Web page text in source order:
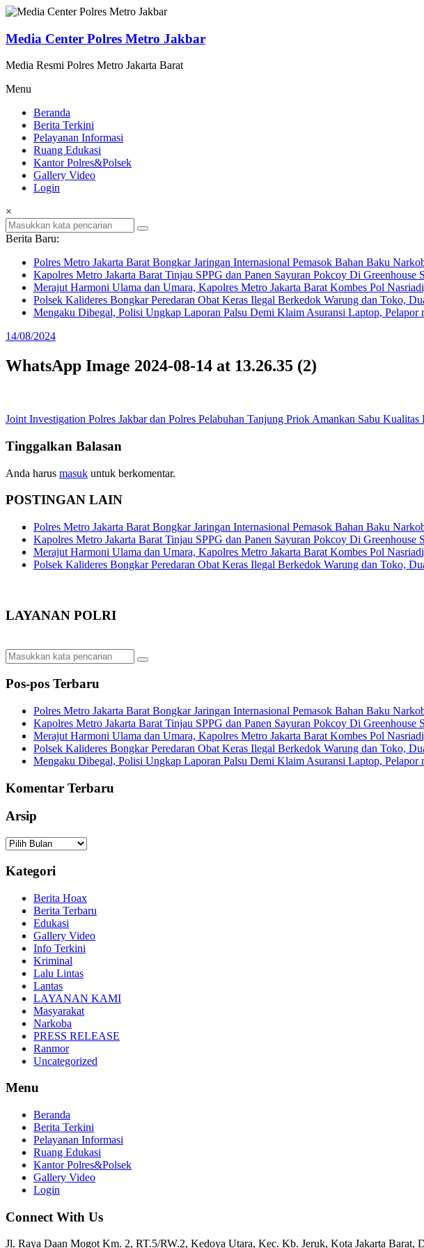
Lompat
konten
Media Center Polres Metro Jakbar
Media Resmi Polres Metro Jakarta Barat
Menu
Beranda
Berita Terkini
Pelayanan Informasi
Ruang Edukasi
Kantor Polres&Polsek
Gallery Video
Login
×
Berita Baru:
Polres Metro Jakarta Barat Bongkar Jaringan Internasional Pemasok Bahan Baku
Kapolres Metro Jakarta Barat Tinjau SPPG dan Panen Sayuran Pokcoy Di Greenhouse
Merajut Harmoni Ulama dan Umara, Kapolres Metro Jakarta Barat Kombes Pol
Polsek Kalideres Bongkar Peredaran Obat Keras Ilegal Berkedok Warung dan Toko,
Mengaku Dibegal, Polisi Ungkap Laporan Palsu Demi Klaim Asuransi Laptop, Pelapor
14/08/2024
WhatsApp Image 2024-08-14 at 13.26.35 (2)
Navigasi
Joint Investigation Polres Jakbar dan Polres Pelabuhan Tanjung Priok Amankan Sabu Kualitas
Tinggalkan Balasan
Anda harus masuk untuk berkomentar.
POSTINGAN LAIN
Polres Metro Jakarta Barat Bongkar Jaringan Internasional Pemasok Bahan Baku
Kapolres Metro Jakarta Barat Tinjau SPPG dan Panen Sayuran Pokcoy Di Greenhouse
Merajut Harmoni Ulama dan Umara, Kapolres Metro Jakarta Barat Kombes Pol
Polsek Kalideres Bongkar Peredaran Obat Keras Ilegal Berkedok Warung dan Toko,
LAYANAN POLRI
Pos-pos Terbaru
Polres Metro Jakarta Barat Bongkar Jaringan Internasional Pemasok Bahan Baku
Kapolres Metro Jakarta Barat Tinjau SPPG dan Panen Sayuran Pokcoy Di Greenhouse
Merajut Harmoni Ulama dan Umara, Kapolres Metro Jakarta Barat Kombes Pol
Polsek Kalideres Bongkar Peredaran Obat Keras Ilegal Berkedok Warung dan Toko,
Mengaku Dibegal, Polisi Ungkap Laporan Palsu Demi Klaim Asuransi Laptop, Pelapor
Komentar Terbaru
Arsip
Arsip
Kategori
Berita Hoax
Berita Terbaru
Edukasi
Gallery Video
Info Terkini
Kriminal
Lalu Lintas
Lantas
LAYANAN KAMI
Masyarakat
Narkoba
PRESS RELEASE
Ranmor
Uncategorized
Menu
Beranda
Berita Terkini
Pelayanan Informasi
Ruang Edukasi
Kantor Polres&Polsek
Gallery Video
Login
Connect With Us
Jl. Raya Daan Mogot Km. 2, RT.5/RW.2, Kedoya Utara, Kec. Kb. Jeruk, Kota Jakarta Barat,